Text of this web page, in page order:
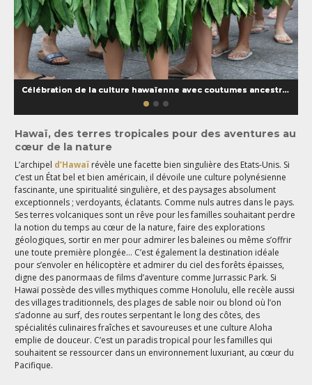
Célébration de la culture hawaïenne avec coutumes ancestrales
Hawaï, des terres tropicales pour des aventures au
cœur de la nature
L’archipel d’Hawaï révèle une facette bien singulière des Etats-Unis. Si
c’est un État bel et bien américain, il dévoile une culture polynésienne
fascinante, une spiritualité singulière, et des paysages absolument
exceptionnels ; verdoyants, éclatants. Comme nuls autres dans le pays.
Ses terres volcaniques sont un rêve pour les familles souhaitant perdre
la notion du temps au cœur de la nature, faire des explorations
géologiques, sortir en mer pour admirer les baleines ou même s’offrir
une toute première plongée… C’est également la destination idéale
pour s’envoler en hélicoptère et admirer du ciel des forêts épaisses,
digne des panormaas de films d’aventure comme Jurrassic Park. Si
Hawaï possède des villes mythiques comme Honolulu, elle recèle aussi
des villages traditionnels, des plages de sable noir ou blond où l’on
s’adonne au surf, des routes serpentant le long des côtes, des
spécialités culinaires fraîches et savoureuses et une culture Aloha
emplie de douceur. C’est un paradis tropical pour les familles qui
souhaitent se ressourcer dans un environnement luxuriant, au cœur du
Pacifique.